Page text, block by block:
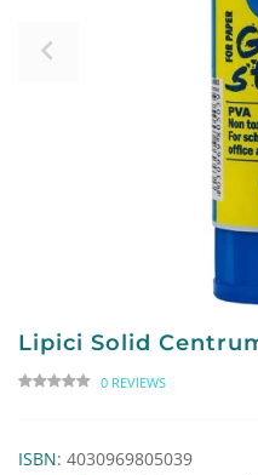
Lipici Solid
0 REVIEWS
ISBN: 4030969805039